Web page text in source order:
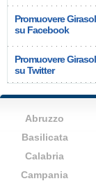
Promuovere
su Facebook
Promuovere
su Twitter
Abruzzo
Basilicata
Calabria
Campania